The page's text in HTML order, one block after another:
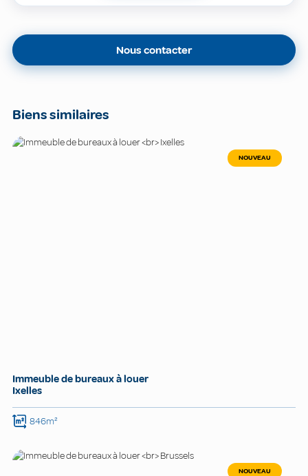
Nous contacter
Biens similaires
NOUVEAU
Immeuble de bureaux à louer
Ixelles
846m²
NOUVEAU